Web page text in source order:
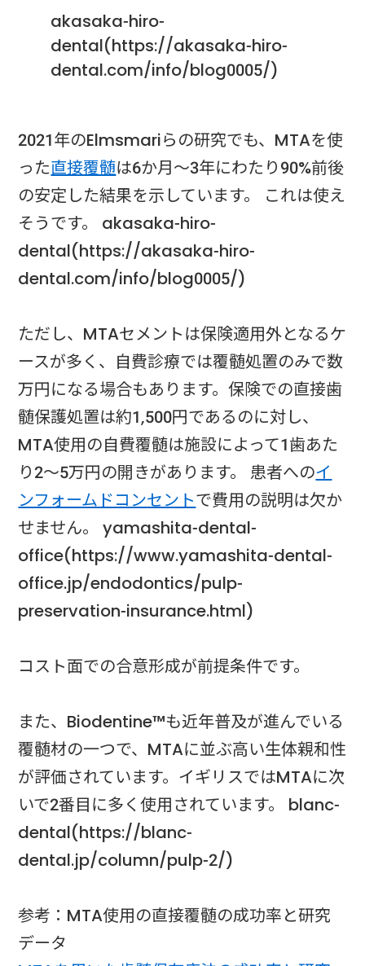
akasaka-hiro-
dental(https://akasaka-hiro-
dental.com/info/blog0005/)
2021年のElmsmariらの研究でも、MTAを使
った直接覆髄は6か月〜3年にわたり90%前後
の安定した結果を示しています。 これは使え
そうです。 akasaka-hiro-
dental(https://akasaka-hiro-
dental.com/info/blog0005/)
ただし、MTAセメントは保険適用外となるケ
ースが多く、自費診療では覆髄処置のみで数
万円になる場合もあります。保険での直接歯
髄保護処置は約1,500円であるのに対し、
MTA使用の自費覆髄は施設によって1歯あた
り2〜5万円の開きがあります。 患者へのイ
ンフォームドコンセントで費用の説明は欠か
せません。 yamashita-dental-
office(https://www.yamashita-dental-
office.jp/endodontics/pulp-
preservation-insurance.html)
コスト面での合意形成が前提条件です。
また、Biodentine™も近年普及が進んでいる
覆髄材の一つで、MTAに並ぶ高い生体親和性
が評価されています。イギリスではMTAに次
いで2番目に多く使用されています。 blanc-
dental(https://blanc-
dental.jp/column/pulp-2/)
参考：MTA使用の直接覆髄の成功率と研究
データ